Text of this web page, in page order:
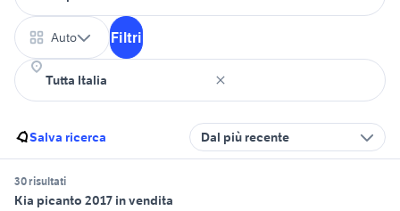
Auto Filtri
Salva ricerca Dal più recente
30 risultati
Kia picanto 2017 in vendita